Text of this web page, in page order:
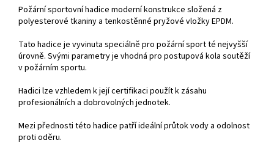
Požární sportovní hadice moderní konstrukce složená z
polyesterové tkaniny a tenkostěnné pryžové vložky EPDM.
Tato hadice je vyvinuta speciálně pro požární sport té nejvyšší
úrovně. Svými parametry je vhodná pro postupová kola soutěží
v požárním sportu.
Hadici lze vzhledem k její certifikaci použít k zásahu
profesionálních a dobrovolných jednotek.
Mezi přednosti této hadice patří ideální průtok vody a odolnost
proti oděru.